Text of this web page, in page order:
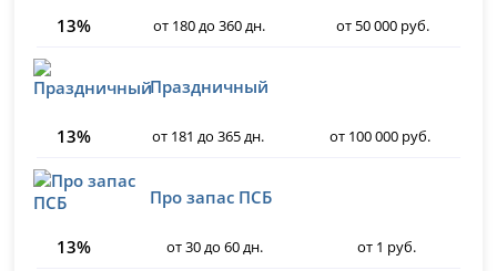
13% от 180 до 360 дн. от 50 000 руб.
Праздничный
13% от 181 до 365 дн. от 100 000 руб.
Про запас ПСБ
13% от 30 до 60 дн. от 1 руб.